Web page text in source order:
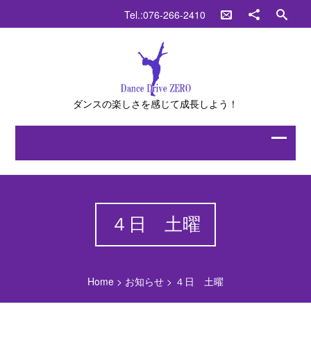
Tel.:076-266-2410
ダンスの楽しさを感じて成長しよう！
４日 土曜
Home> お知らせ> ４日 土曜